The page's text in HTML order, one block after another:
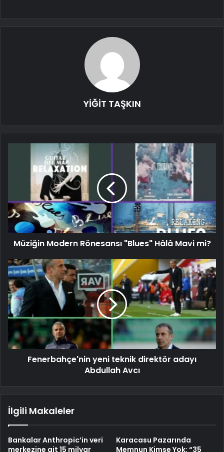
YİĞİT TAŞKIN
Müziğin Modern Rönesansı "Blues" Hâlâ Mavi mi?
Fenerbahçe'nin yeni teknik direktör adayı
Abdullah Avcı
İlgili Makaleler
Bankalar Anthropic’in veri
merkezine ait 15 milyar
Karacasu Pazarında
Memnun Kimse Yok: “35